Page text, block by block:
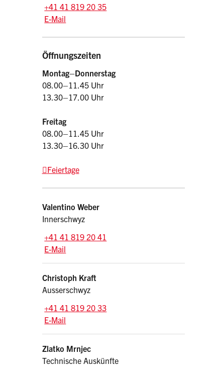
Tel.:
+41 41 819 20 35
E-Mail: afu
E-Mail
Öffnungszeiten
Montag–Donnerstag
08.00–11.45 Uhr
13.30–17.00 Uhr
Freitag
08.00–11.45 Uhr
13.30–16.30 Uhr
Feiertage
Valentino Weber
Innerschwyz
Tel.:
+41 41 819 20 41
E-Mail: valentino.weber
E-Mail
Christoph Kraft
Ausserschwyz
Tel.:
+41 41 819 20 33
E-Mail: christoph.kraft
E-Mail
Zlatko Mrnjec
Technische Auskünfte